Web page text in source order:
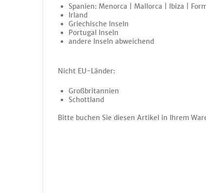
Spanien: Menorca | Mallorca | Ibiza |
Irland
Griechische Inseln
Portugal Inseln
andere Inseln abweichend
Nicht EU-Länder:
Großbritannien
Schottland
Bitte buchen Sie diesen Artikel in Ihrem